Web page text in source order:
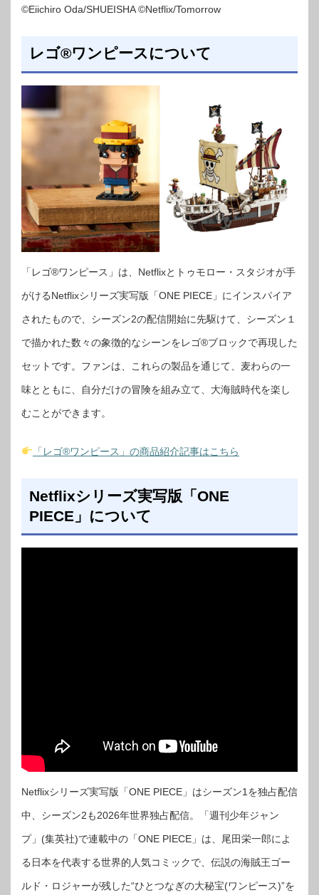
©Eiichiro Oda/SHUEISHA ©Netflix/Tomorrow
レゴ®ワンピースについて
「レゴ®ワンピース」は、Netflixとトゥモロー・スタジオが手
がけるNetflixシリーズ実写版「ONE PIECE」にインスパイア
されたもので、シーズン2の配信開始に先駆けて、シーズン１
で描かれた数々の象徴的なシーンをレゴ®ブロックで再現した
セットです。ファンは、これらの製品を通じて、麦わらの一
味とともに、自分だけの冒険を組み立て、大海賊時代を楽し
むことができます。
「レゴ®ワンピース」の商品紹介記事はこちら
Netflixシリーズ実写版「ONE
PIECE」について
Netflixシリーズ実写版「ONE PIECE」はシーズン1を独占配信
中、シーズン2も2026年世界独占配信。「週刊少年ジャン
プ」(集英社)で連載中の「ONE PIECE」は、尾田栄一郎によ
る日本を代表する世界的人気コミックで、伝説の海賊王ゴー
ルド・ロジャーが残した“ひとつなぎの大秘宝(ワンピース)”を